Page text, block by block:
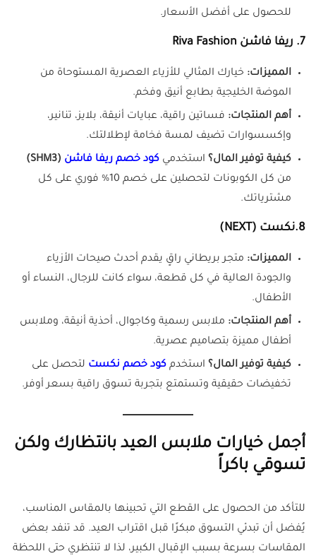
للحصول على أفضل الأسعار.
7. ريفا فاشن Riva Fashion
المميزات: خيارك المثالي للأزياء العصرية المستوحاة من
الموضة الخليجية بطابع أنيق وفخم.
أهم المنتجات: فساتين راقية، عبايات أنيقة، بلايز، تنانير،
وإكسسوارات تضيف لمسة فخامة لإطلالتك.
كيفية توفير المال؟ استخدمي كود خصم ريفا فاشن (SHM3)
من كل الكوبونات لتحصلين على خصم 10% فوري على كل
مشترياتك.
8.نكست (NEXT)
المميزات: متجر بريطاني راقٍ يقدم أحدث صيحات الأزياء
والجودة العالية في كل قطعة، سواء كانت للرجال، النساء أو
الأطفال.
أهم المنتجات: ملابس رسمية وكاجوال، أحذية أنيقة، وملابس
أطفال مميزة بتصاميم عصرية.
كيفية توفير المال؟ استخدم كود خصم نكست لتحصل على
تخفيضات حقيقية وتستمتع بتجربة تسوق راقية بسعر أوفر.
أجمل خيارات ملابس العيد بانتظارك ولكن
تسوقي باكراً
للتأكد من الحصول على القطع التي تحبينها بالمقاس المناسب،
يُفضل أن تبدئي التسوق مبكرًا قبل اقتراب العيد. قد تنفد بعض
المقاسات بسرعة بسبب الإقبال الكبير، لذا لا تنتظري حتى اللحظة